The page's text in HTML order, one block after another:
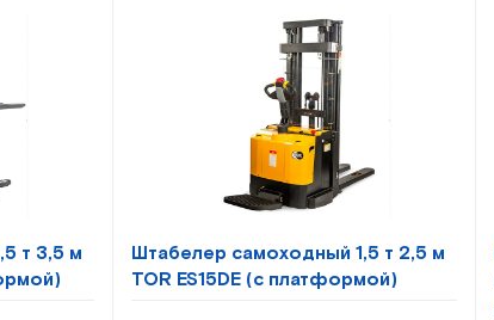
т 3,5 м
Штабелер самоходный 1,5 т 2,5 м
TOR ES15DE (с платформой)